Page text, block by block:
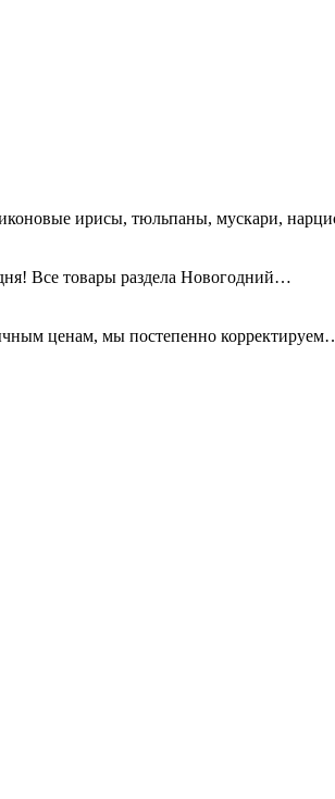
ирисы, тюльпаны, мускари,
Все товары раздела Новогодний…
ценам, мы постепенно